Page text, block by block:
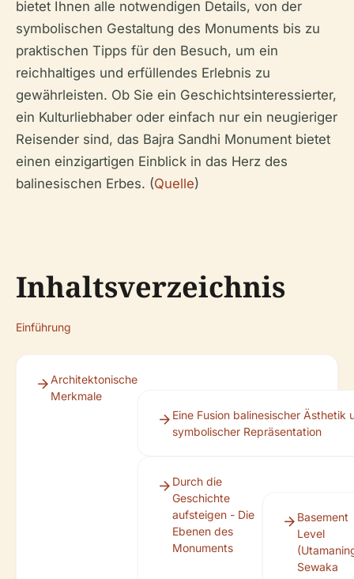
bietet Ihnen alle notwendigen Details, von der
symbolischen Gestaltung des Monuments bis zu
praktischen Tipps für den Besuch, um ein
reichhaltiges und erfüllendes Erlebnis zu
gewährleisten. Ob Sie ein Geschichtsinteressierter,
ein Kulturliebhaber oder einfach nur ein neugieriger
Reisender sind, das Bajra Sandhi Monument bietet
einen einzigartigen Einblick in das Herz des
balinesischen Erbes. (Quelle)
Inhaltsverzeichnis
Einführung
Architektonische
Merkmale
Eine Fusion balinesischer Ästhetik
symbolischer Repräsentation
Durch die
Geschichte
aufsteigen - Die
Ebenen des
Monuments
Basement
Level
Sewaka